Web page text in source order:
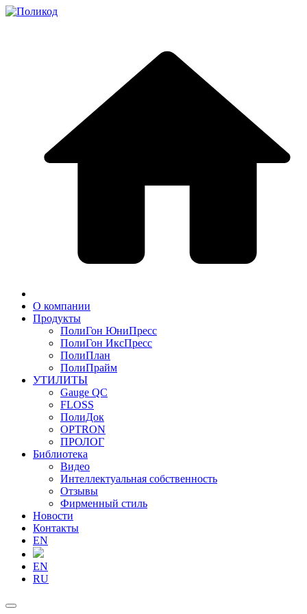
О компании
Продукты
ПолиГон ЮниПресс
ПолиГон ИксПресс
ПолиПлан
ПолиПрайм
УТИЛИТЫ
Gauge QC
FLOSS
ПолиДок
OPTRON
ПРОЛОГ
Библиотека
Видео
Интеллектуальная собственность
Отзывы
Фирменный стиль
Новости
Контакты
EN
EN
RU